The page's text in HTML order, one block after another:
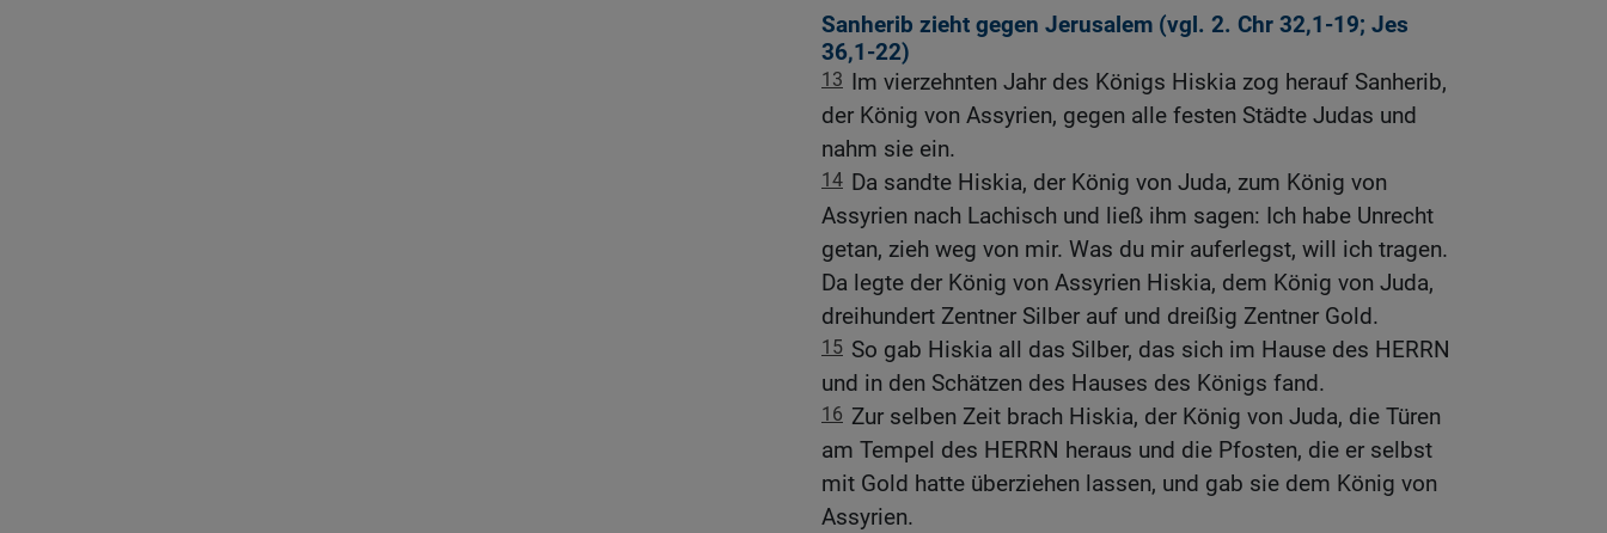
Sanherib zieht gegen Jerusalem (vgl. 2. Chr 32,1-19; Jes
36,1-22)
13 Im vierzehnten Jahr des Königs Hiskia zog herauf Sanherib,
der König von Assyrien, gegen alle festen Städte Judas und
nahm sie ein.
14 Da sandte Hiskia, der König von Juda, zum König von
Assyrien nach Lachisch und ließ ihm sagen: Ich habe Unrecht
getan, zieh weg von mir. Was du mir auferlegst, will ich tragen.
Da legte der König von Assyrien Hiskia, dem König von Juda,
dreihundert Zentner Silber auf und dreißig Zentner Gold.
15 So gab Hiskia all das Silber, das sich im Hause des HERRN
und in den Schätzen des Hauses des Königs fand.
16 Zur selben Zeit brach Hiskia, der König von Juda, die Türen
am Tempel des HERRN heraus und die Pfosten, die er selbst
mit Gold hatte überziehen lassen, und gab sie dem König von
Assyrien.